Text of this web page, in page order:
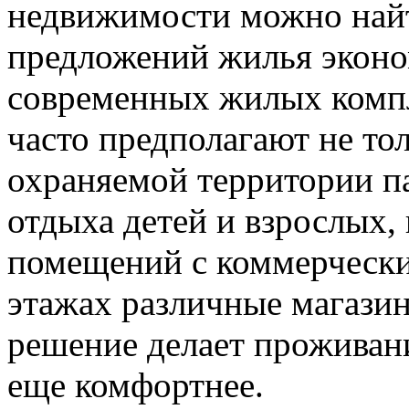
недвижимости можно
предложений жилья
современных жилых
часто предполагают не
охраняемой территории
отдыха детей и
помещений с
этажах различные
решение делает
еще комфортнее.